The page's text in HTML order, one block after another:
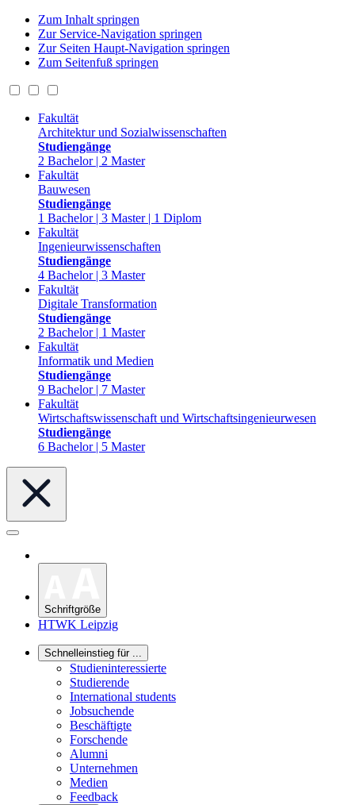
Zum Inhalt springen
Zur Service-Navigation springen
Zur Seiten Haupt-Navigation springen
Zum Seitenfuß springen
Fakultät
Architektur und Sozialwissenschaften
Studiengänge
2 Bachelor | 2 Master
Fakultät
Bauwesen
Studiengänge
1 Bachelor | 3 Master | 1 Diplom
Fakultät
Ingenieurwissenschaften
Studiengänge
4 Bachelor | 3 Master
Fakultät
Digitale Transformation
Studiengänge
2 Bachelor | 1 Master
Fakultät
Informatik und Medien
Studiengänge
9 Bachelor | 7 Master
Fakultät
Wirtschaftswissenschaft und Wirtschaftsingenieurwesen
Studiengänge
6 Bachelor | 5 Master
Schriftgröße
HTWK Leipzig
Schnelleinstieg für ...
Studieninteressierte
Studierende
International students
Jobsuchende
Beschäftigte
Forschende
Alumni
Unternehmen
Medien
Feedback